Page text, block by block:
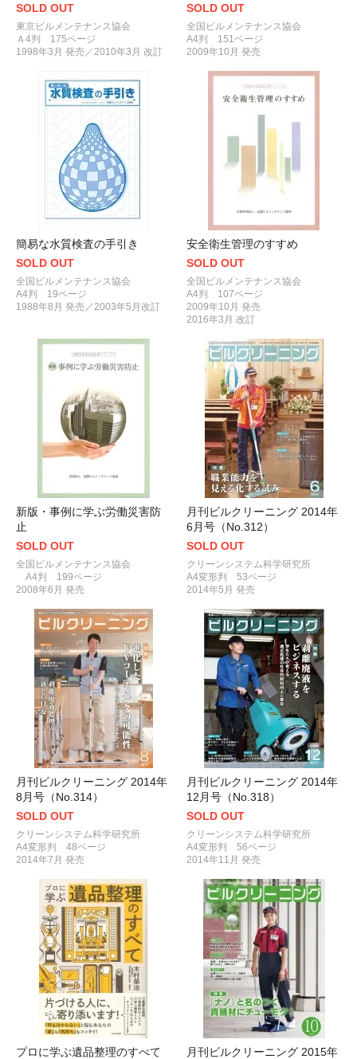
SOLD OUT
東京ビルメンテナンス協会
Ａ4判 175ページ
1998年3月 発売／2010年3月 改訂
SOLD OUT
全国ビルメンテナンス協会
A4判 151ページ
2009年10月 発売
簡易な水質検査の手引き
SOLD OUT
全国ビルメンテナンス協会
A4判 19ページ
1988年8月 発売／2003年5月改訂
安全衛生管理のすすめ
SOLD OUT
全国ビルメンテナンス協会
A4判 107ページ
2009年10月 発売
2016年3月 改訂
新版・事例に学ぶ労働災害防
止
SOLD OUT
全国ビルメンテナンス協会
A4判 199ページ
2008年6月 発売
月刊ビルクリーニング 2014年
6月号（No.312）
SOLD OUT
クリーンシステム科学研究所
A4変形判 53ページ
2014年5月 発売
月刊ビルクリーニング 2014年
8月号（No.314）
SOLD OUT
クリーンシステム科学研究所
A4変形判 48ページ
2014年7月 発売
月刊ビルクリーニング 2014年
12月号（No.318）
SOLD OUT
クリーンシステム科学研究所
A4変形判 56ページ
2014年11月 発売
プロに学ぶ遺品整理のすべて
月刊ビルクリーニング 2015年